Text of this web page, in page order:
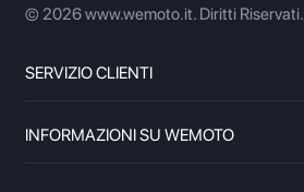
© 2026 www.wemoto.it. Diritti Riservati.
SERVIZIO CLIENTI
INFORMAZIONI SU WEMOTO